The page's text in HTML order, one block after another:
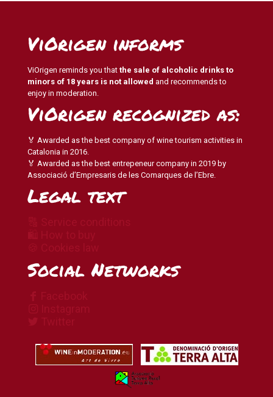
ViOrigen informs
ViOrigen reminds you that the sale of alcoholic drinks to
minors of 18 years is not allowed and recommends to
enjoy in moderation.
ViOrigen recognized as:
🏅 Awarded as the best company of wine tourism activities in
Catalonia in 2016.
🏅 Awarded as the best entrepeneur company in 2019 by
Associació d’Empresaris de les Comarques de l’Ebre.
Legal text
Social Networks